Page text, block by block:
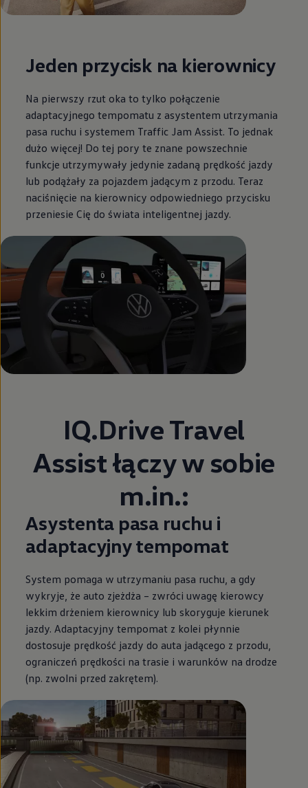
Jeden przycisk na kierownicy
Na pierwszy rzut oka to tylko połączenie
adaptacyjnego tempomatu z asystentem utrzymania
pasa ruchu i systemem Traffic Jam Assist. To jednak
dużo więcej! Do tej pory te znane powszechnie
funkcje utrzymywały jedynie zadaną prędkość jazdy
lub podążały za pojazdem jadącym z przodu. Teraz
naciśnięcie na kierownicy odpowiedniego przycisku
przeniesie Cię do świata inteligentnej jazdy.
IQ.Drive Travel
Assist łączy w sobie
m.in.:
Asystenta pasa ruchu i
adaptacyjny tempomat
System pomaga w utrzymaniu pasa ruchu, a gdy
wykryje, że auto zjeżdża – zwróci uwagę kierowcy
lekkim drżeniem kierownicy lub skoryguje kierunek
jazdy. Adaptacyjny tempomat z kolei płynnie
dostosuje prędkość jazdy do auta jadącego z przodu,
ograniczeń prędkości na trasie i warunków na drodze
(np. zwolni przed zakrętem).